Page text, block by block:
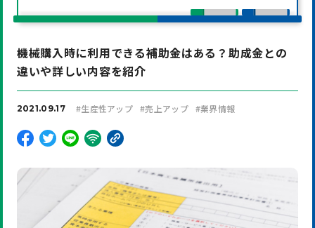
機械購入時に利用できる補助金はある？助成金との
違いや詳しい内容を紹介
2021.09.17 #生産性アップ #売上アップ #業界情報